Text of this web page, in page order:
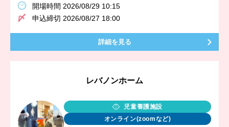
開場時間 2026/08/29 10:15
申込締切 2026/08/27 18:00
詳細を見る
レバノンホーム
児童養護施設
オンライン(zoomなど)